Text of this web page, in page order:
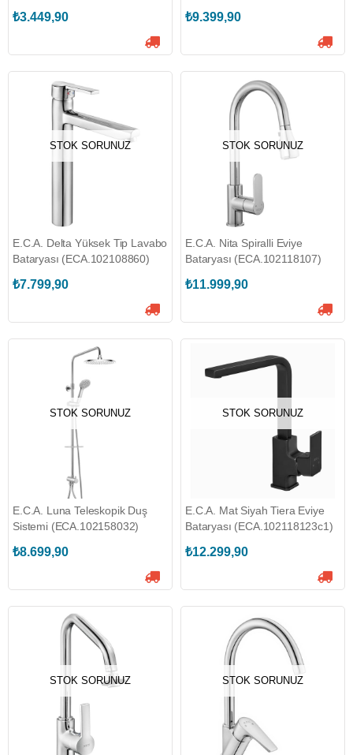
₺3.449,90 ₺9.399,90
STOK SORUNUZ
E.C.A. Delta Yüksek Tip Lavabo
Bataryası (ECA.102108860)
₺7.799,90
STOK SORUNUZ
E.C.A. Nita Spiralli Eviye
Bataryası (ECA.102118107)
₺11.999,90
STOK SORUNUZ
E.C.A. Luna Teleskopik Duş
Sistemi (ECA.102158032)
₺8.699,90
STOK SORUNUZ
E.C.A. Mat Siyah Tiera Eviye
Bataryası (ECA.102118123c1)
₺12.299,90
STOK SORUNUZ STOK SORUNUZ